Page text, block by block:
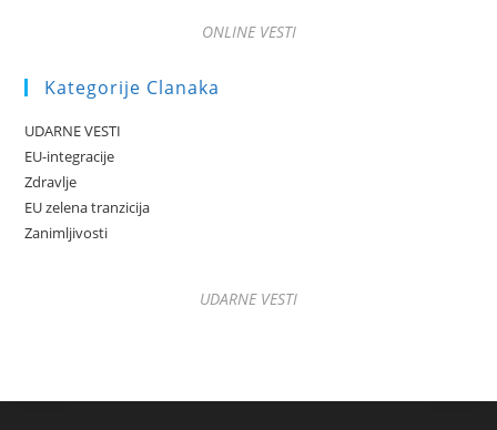
ONLINE VESTI
Kategorije Clanaka
UDARNE VESTI
EU-integracije
Zdravlje
EU zelena tranzicija
Zanimljivosti
UDARNE VESTI